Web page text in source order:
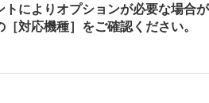
トによりオプションが必要な場合
対応機種］をご確認ください。